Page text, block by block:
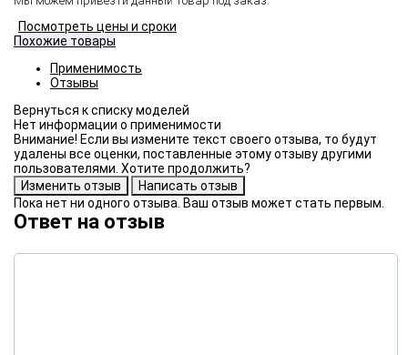
Посмотреть цены и сроки
Похожие товары
Применимость
Отзывы
Нет информации о применимости
Внимание! Если вы измените текст своего отзыва, то будут
удалены все оценки, поставленные этому отзыву другими
пользователями. Хотите продолжить?
Пока нет ни одного отзыва. Ваш отзыв может стать первым.
Ответ на отзыв